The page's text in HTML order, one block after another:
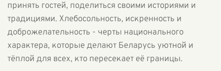
принять гостей, поделиться своими историями и
традициями. Хлебосольность, искренность и
доброжелательность - черты национального
характера, которые делают Беларусь уютной и
тёплой для всех, кто пересекает её границы.